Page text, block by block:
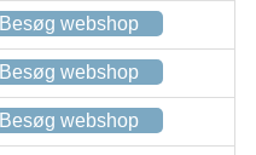
Besøg webshop
Besøg webshop
Besøg webshop